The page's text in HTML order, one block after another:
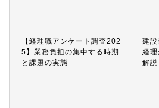
【経理職アンケート調査202
5】業務負担の集中する時期
と課題の実態
建設
経理
解説